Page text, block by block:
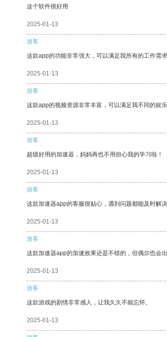
这个软件很好用
2025-01-13
游客
这款app的功能非常强大，可以满足我所有的工作需
2025-01-13
游客
这款app的视频资源非常丰富，可以满足我不同的娱乐
2025-01-13
游客
超级好用的加速器，妈妈再也不用担心我的学习啦！
2025-01-13
游客
这款加速器app的客服很贴心，遇到问题都能及时解
2025-01-13
游客
这款加速器app的加速效果还是不错的，但偶尔也会
2025-01-13
游客
这款游戏的剧情非常感人，让我久久不能忘怀。
2025-01-13